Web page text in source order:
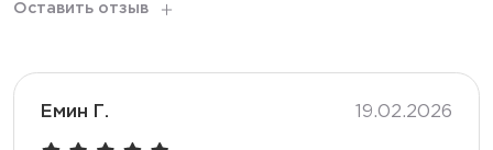
Перезарядка Type-C
Оставить отзыв
Емин Г. 19.02.2026